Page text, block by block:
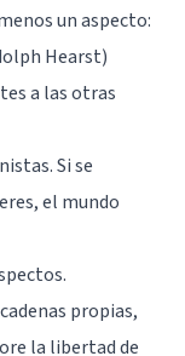
un aspecto:
Hearst)
a las otras
Si se
el mundo
propias,
la libertad de